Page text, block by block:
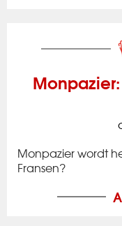
Monpazier wordt
Fransen?